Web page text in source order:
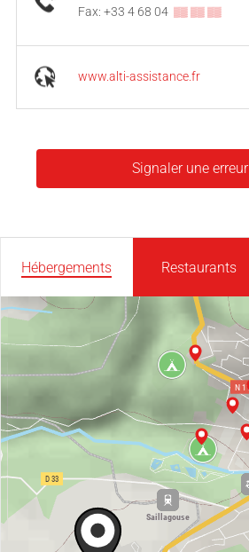
Fax: +33 4 68 04 ▒▒ ▒▒ ▒▒
www.alti-assistance.fr
Signaler une erreur
Hébergements Restaurants